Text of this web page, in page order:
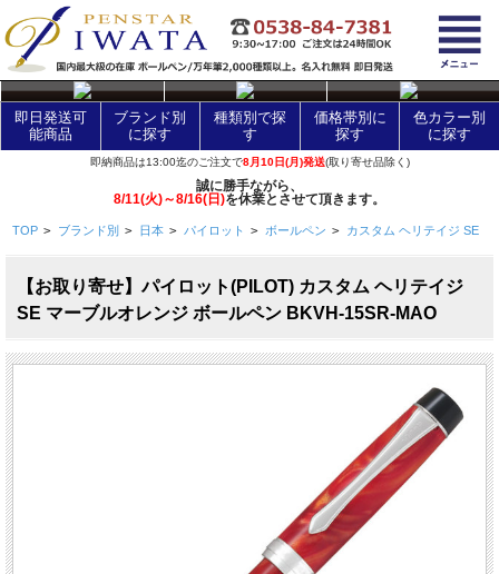
layer Control
即日発送可
能商品
ブランド別
に探す
種類別で探
す
価格帯別に
探す
色カラー別
に探す
即納商品は13:00迄のご注文で8月10日(月)発送(取り寄せ品除く)
誠に勝手ながら、
8/11(火)～8/16(日)を休業とさせて頂きます。
TOP > ブランド別 > 日本 > パイロット > ボールペン > カスタム ヘリテイジ SE
【お取り寄せ】パイロット(PILOT) カスタム ヘリテイジ
SE マーブルオレンジ ボールペン BKVH-15SR-MAO